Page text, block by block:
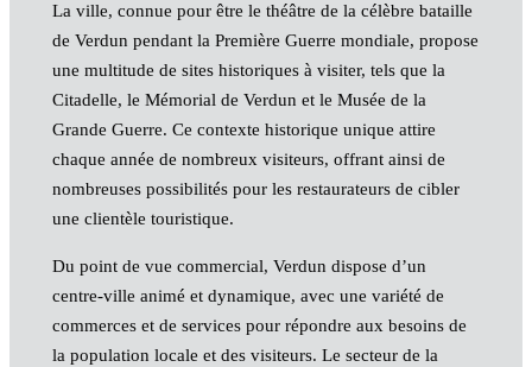
La ville, connue pour être le théâtre de la célèbre bataille
de Verdun pendant la Première Guerre mondiale, propose
une multitude de sites historiques à visiter, tels que la
Citadelle, le Mémorial de Verdun et le Musée de la
Grande Guerre. Ce contexte historique unique attire
chaque année de nombreux visiteurs, offrant ainsi de
nombreuses possibilités pour les restaurateurs de cibler
une clientèle touristique.
Du point de vue commercial, Verdun dispose d’un
centre-ville animé et dynamique, avec une variété de
commerces et de services pour répondre aux besoins de
la population locale et des visiteurs. Le secteur de la